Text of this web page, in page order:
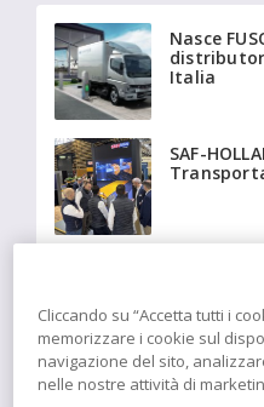
Nasce
Italia
SAF-
isotermici
Cliccando su “Accetta tutti i
memorizzare i cookie sul
navigazione del sito,
nelle nostre attività di